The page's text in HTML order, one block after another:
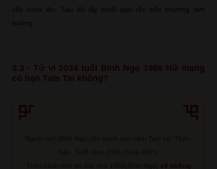
vẩy rượu lên. Sau đó lấy muối gạo rắc bốn phương tám
hướng.
2.3 - Tử vi 2034 tuổi Bính Ngọ 1966 Nữ mạng
có hạn Tam Tai không?
sẽ không